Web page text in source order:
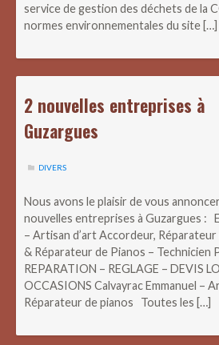
service de gestion des déchets de la
normes environnementales du site […]
2 nouvelles entreprises à
Guzargues
DIVERS
Nous avons le plaisir de vous
nouvelles entreprises à Guzargues :
– Artisan d’art Accordeur,
& Réparateur de Pianos – Technicien
REPARATION – REGLAGE – DEVIS
OCCASIONS Calvayrac Emmanuel –
Réparateur de pianos Toutes les […]